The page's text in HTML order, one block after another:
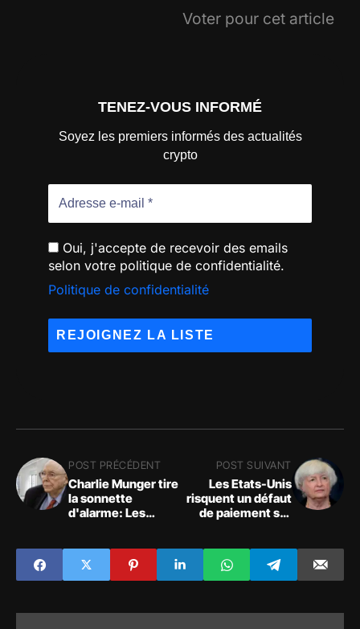
Voter pour cet article
TENEZ-VOUS INFORMÉ
Soyez les premiers informés des actualités
crypto
Oui, j'accepte de recevoir des emails
selon votre politique de confidentialité.
Politique de confidentialité
POST PRÉCÉDENT
Charlie Munger tire
la sonnette
d'alarme: Les
risquent la faillite à
cause des prêts
immobiliers
POST SUIVANT
Les Etats-Unis
risquent un défaut
de paiement sur
Yellen, secrétaire
du Trésor